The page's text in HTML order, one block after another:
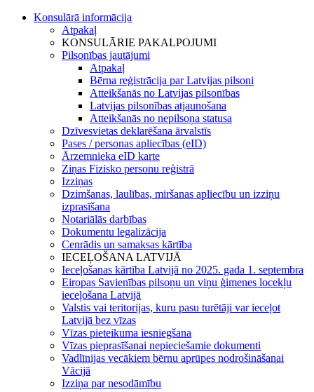
Konsulārā informācija
Atpakaļ
KONSULĀRIE PAKALPOJUMI
Pilsonības jautājumi
Atpakaļ
Bērna reģistrācija par Latvijas pilsoni
Atteikšanās no Latvijas pilsonības
Latvijas pilsonības atjaunošana
Atteikšanās no nepilsoņa statusa
Dzīvesvietas deklarēšana ārvalstīs
Pases / personas apliecības (eID)
Ārzemnieka eID karte
Ziņas Fizisko personu reģistrā
Izziņas
Dzimšanas, laulības, miršanas apliecību un izziņu
izprasīšana
Notariālās darbības
Dokumentu legalizācija
Cenrādis un samaksas kārtība
IECEĻOŠANA LATVIJĀ
Ieceļošanas kārtība Latvijā no 2025. gada 1. septembra
Eiropas Savienības pilsoņu un viņu ģimenes locekļu
ieceļošana Latvijā
Valstis vai teritorijas, kuru pasu turētāji var ieceļot
Latvijā bez vīzas
Vīzas pieteikuma iesniegšana
Vīzas pieprasīšanai nepieciešamie dokumenti
Vadlīnijas vecākiem bērnu aprūpes nodrošināšanai
Vācijā
Izziņa par nesodāmību